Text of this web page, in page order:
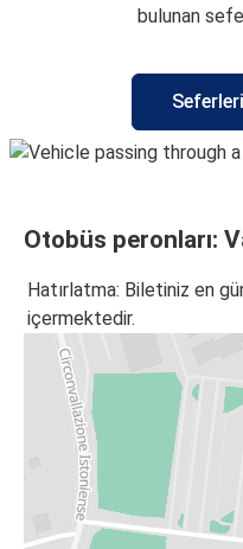
bulunan
Otobüs peronları:
Hatırlatma: Biletiniz en
içermektedir.